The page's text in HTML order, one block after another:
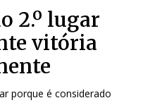
2.º lugar
vitória
porque é considerado